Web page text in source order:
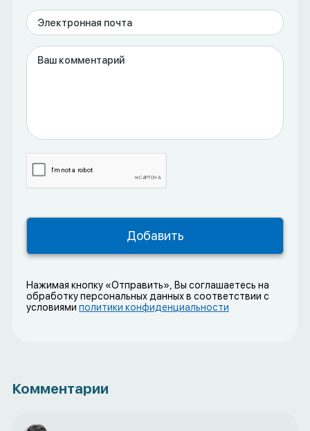
Нажимая кнопку «Отправить», Вы соглашаетесь на
обработку персональных данных в соответствии с
условиями политики конфиденциальности
Комментарии